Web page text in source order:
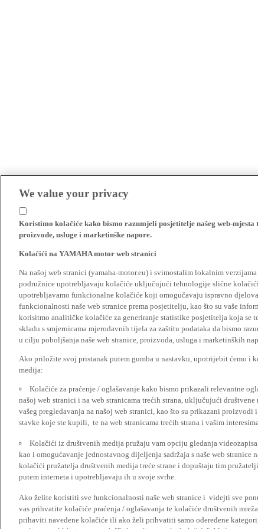
We value your privacy
Koristimo kolačiće kako bismo razumjeli posjetitelje našeg web-mjesta
proizvode, usluge i marketinške napore.
Kolačići na YAMAHA motor web stranici
Na našoj web stranici (yamaha-motor.eu) i svimostalim lokalnim
podružnice upotrebljavaju kolačiće uključujući tehnologije slične
upotrebljavamo funkcionalne kolačiće koji omogučavaju ispravno
funkcionalnosti naše web stranice prema posjetitelju, kao što su vaše
korisitmo analitičke kolačiće za generiranje statistike posjetitelja koja se
skladu s smjernicama mjerodavnih tijela za zaštitu podataka da bismo
u cilju poboljšanja naše web stranice, proizvoda, usluga i marketinških
Ako priložite svoj pristanak putem gumba u nastavku, upotrijebit ćemo i
medija:
Kolačiće za praćenje / oglašavanje kako bismo prikazali relevantne
našoj web stranici i na web stranicama trećih strana, uključujući
vašeg pregledavanja na našoj web stranici, kao što su prikazani
stavke koje ste kupili, te na web stranicama trećih strana i vašim
Kolačići iz društvenih medija pružaju vam opciju gledanja
kao i omogućavanje jednostavnog dijeljenja sadržaja s naše web stranice
kolačići pružatelja društvenih medija treće strane i dopuštaju tim
putem interneta i upotrebljavaju ih u svoje svrhe.
Ako želite koristiti sve funkcionalnosti naše web stranice i videjti sve
vas prihvatite kolačiće praćenja / oglašavanja te kolačiće društvenih
prihaviti navedene kolačiće ili ako želi prihvatiti samo odeređene